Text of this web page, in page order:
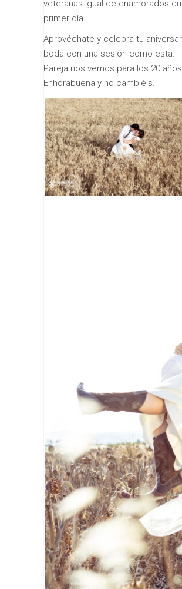
veteranas igual de enamorados
primer día.
Aprovéchate y celebra tu
boda con una sesión como esta.
Pareja nos vemos para los 20
Enhorabuena y no cambiéis.